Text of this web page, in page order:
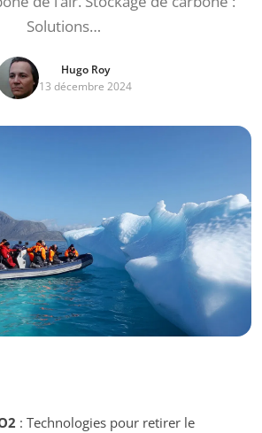
Solutions…
Hugo Roy
13 décembre 2024
: Technologies pour retirer le